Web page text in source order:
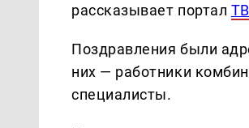
рассказывает портал
Поздравления были
них — работники
специалисты.